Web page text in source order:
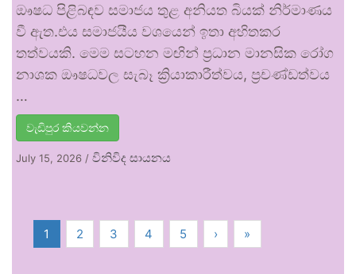
ඖෂධ පිළිබඳව සමාජය තුළ අනියත බියක් නිර්මාණය
වී ඇත.එය සමාජයීය වශයෙන් ඉතා අහිතකර
තත්වයකි. මෙම සටහන මඟින් ප්‍රධාන මානසික රෝග
නාශක ඖෂධවල සැබෑ ක්‍රියාකාරීත්වය, ප්‍රචණ්ඩත්වය
…
වැඩිපුර කියවන්න
July 15, 2026 / විනිවිද සායනය
1 2 3 4 5 › »